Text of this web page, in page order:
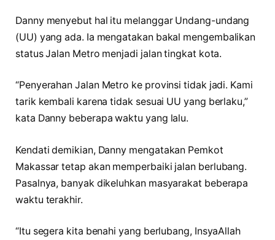
Danny menyebut hal itu melanggar Undang-undang
(UU) yang ada. Ia mengatakan bakal mengembalikan
status Jalan Metro menjadi jalan tingkat kota.
“Penyerahan Jalan Metro ke provinsi tidak jadi. Kami
tarik kembali karena tidak sesuai UU yang berlaku,”
kata Danny beberapa waktu yang lalu.
Kendati demikian, Danny mengatakan Pemkot
Makassar tetap akan memperbaiki jalan berlubang.
Pasalnya, banyak dikeluhkan masyarakat beberapa
waktu terakhir.
“Itu segera kita benahi yang berlubang, InsyaAllah